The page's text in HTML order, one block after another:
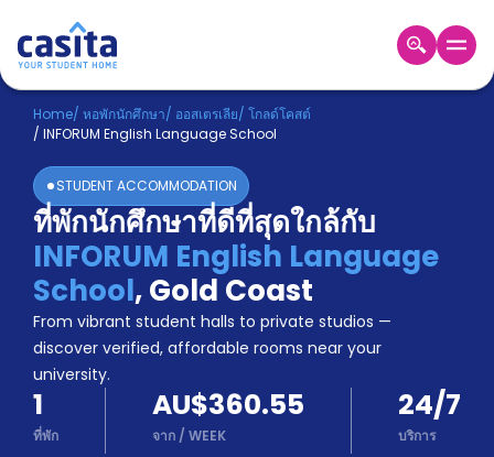
Home TH AUD
เข้าสู่
ระบบ
Booking
Accommodation
About
us
Blog
Refer
And
Earn
Become
A
Partner
Help
Home/ หอพักนักศึกษา/ ออสเตรเลีย/ โกลด์โคสต์
/ INFORUM English Language School
STUDENT ACCOMMODATION
ที่พักนักศึกษาที่ดีที่สุดใกล้กับ
INFORUM English Language
School,Gold Coast
From vibrant student halls to private studios —
discover verified, affordable rooms near your
university.
1
ที่พัก
AU$360.55
จาก / WEEK
24/7
บริการ